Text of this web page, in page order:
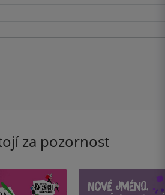
za pozornost